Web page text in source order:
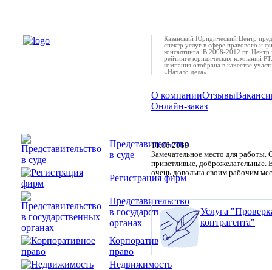
Представительство
в суде
Регистрация фирм
Представительство
в государственных
органах
Корпоративное
право
Недвижимость
Казанский Юридический Центр
спектр услуг в сфере правового и
консалтинга. В 2008-2012 гг. Центр
рейтинге юридических компаний
компания отобрана в качестве
«Начало дела».
О компанииОтзывы
Онлайн-заказ
11.06.2019
Замечательное место для
приветливые, доброжелательные.
очень довольна своим рабочим
Услуга
контрагента"